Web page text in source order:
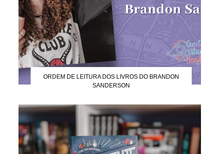
ORDEM DE LEITURA DOS LIVROS DO BRANDON
SANDERSON